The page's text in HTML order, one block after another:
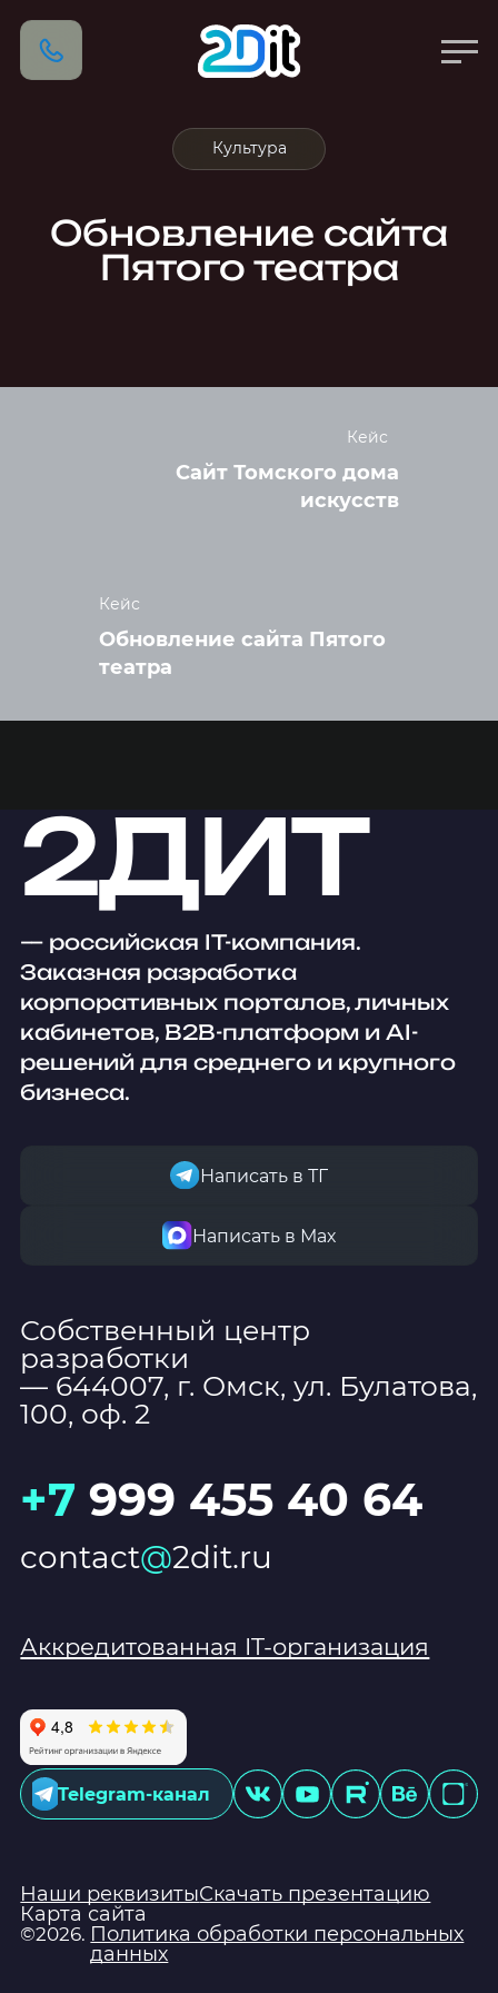
Культура
Обновление сайта
Пятого театра
Кейс
Сайт Томского дома
искусств
Кейс
Обновление сайта Пятого
театра
2ДИТ
— российская IT-компания.
Заказная разработка
корпоративных порталов, личных
кабинетов, B2B-платформ и AI-
решений для среднего и крупного
бизнеса.
Написать в ТГ
Написать в Мах
Собственный центр
разработки
— 644007, г. Омск, ул. Булатова,
100, оф. 2
+7 999 455 40 64
contact@2dit.ru
Аккредитованная IT-организация
Telegram-канал
Наши реквизитыСкачать презентацию
Карта сайта
©2026. Политика обработки персональных
данных